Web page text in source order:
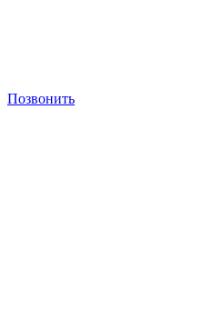
Позвонить